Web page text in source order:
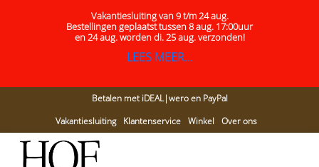
Vakantiesluiting van 9 t/m 24 aug.
Bestellingen geplaatst tussen 8 aug. 17:00uur
en 24 aug.worden di. 25 aug. verzonden!
LEES MEER...
Betalen met iDEAL|wero en PayPal
Vakantiesluiting
Klantenservice Winkel Over ons